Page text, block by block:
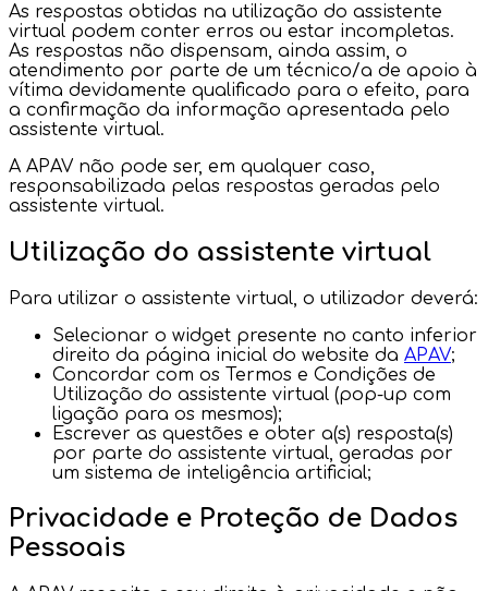
As respostas obtidas na utilização do assistente
virtual podem conter erros ou estar incompletas.
As respostas não dispensam, ainda assim, o
atendimento por parte de um técnico/a de apoio à
vítima devidamente qualificado para o efeito, para
a confirmação da informação apresentada pelo
assistente virtual.
A APAV não pode ser, em qualquer caso,
responsabilizada pelas respostas geradas pelo
assistente virtual.
Utilização do assistente virtual
Para utilizar o assistente virtual, o utilizador deverá:
Selecionar o widget presente no canto inferior
direito da página inicial do website da APAV;
Concordar com os Termos e Condições de
Utilização do assistente virtual (pop-up com
ligação para os mesmos);
Escrever as questões e obter a(s) resposta(s)
por parte do assistente virtual, geradas por
um sistema de inteligência artificial;
Privacidade e Proteção de Dados
Pessoais